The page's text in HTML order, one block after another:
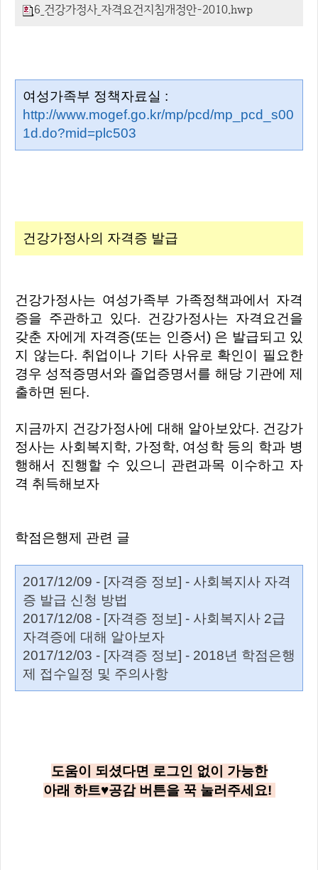
6_건강가정사_자격요건지침개정안-2010.hwp
여성가족부 정책자료실 :
http://www.mogef.go.kr/mp/pcd/mp_pcd_s00
1d.do?mid=plc503
건강가정사의 자격증 발급
건강가정사는 여성가족부 가족정책과에서 자격
증을 주관하고 있다. 건강가정사는 자격요건을
갖춘 자에게 자격증(또는 인증서) 은 발급되고 있
지 않는다. 취업이나 기타 사유로 확인이 필요한
경우 성적증명서와 졸업증명서를 해당 기관에 제
출하면 된다.
지금까지 건강가정사에 대해 알아보았다. 건강가
정사는 사회복지학, 가정학, 여성학 등의 학과 병
행해서 진행할 수 있으니 관련과목 이수하고 자
격 취득해보자
학점은행제 관련 글
2017/12/09 - [자격증 정보] - 사회복지사 자격
증 발급 신청 방법
2017/12/08 - [자격증 정보] - 사회복지사 2급
자격증에 대해 알아보자
2017/12/03 - [자격증 정보] - 2018년 학점은행
제 접수일정 및 주의사항
도움이 되셨다면 로그인 없이 가능한
아래 하트♥공감 버튼을 꾹 눌러주세요!